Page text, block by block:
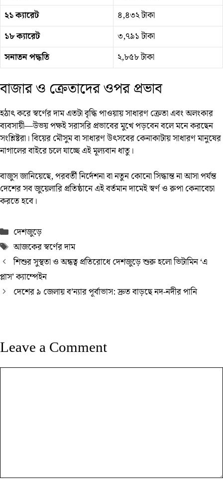
২১ ক্যারেট
৪,৪৩২ টাকা
১৮ ক্যারেট
৩,৭৯১ টাকা
সনাতন পদ্ধতি
২,৮৫৮ টাকা
বাজার ও ক্রেতাদের ওপর প্রভাব
হঠাৎ করে স্বর্ণের দাম এতটা বৃদ্ধি পাওয়ায় সাধারণ ক্রেতা এবং অলংকার
ব্যবসায়ী—উভয় পক্ষই সরাসরি প্রভাবের মুখে পড়বেন বলে মনে করছেন
সংশ্লিষ্টরা। বিয়ের মৌসুম বা সাধারণ উৎসবের কেনাকাটায় সাধারণ মানুষের
নাগালের বাইরে চলে যাচ্ছে এই মূল্যবান ধাতু।
বাজুস জানিয়েছে, পরবর্তী নির্দেশনা বা নতুন কোনো সিদ্ধান্ত না আসা পর্যন্ত
দেশের সব জুয়েলারি প্রতিষ্ঠানে এই বর্তমান দামেই স্বর্ণ ও রুপা কেনাবেচা
করতে হবে।
Categories
দেশজুড়ে
Tags
আজকের স্বর্ণের দাম
শিশুর সুস্থতা ও অন্ধত্ব প্রতিরোধে দেশজুড়ে শুরু হলো ভিটামিন ‘এ
প্লাস’ ক্যাম্পেইন
দেশের ৯ জেলায় ব’ন্যার পূর্বাভাস: দ্রুত বাড়ছে নদ-নদীর পানি
Leave a Comment
Comment